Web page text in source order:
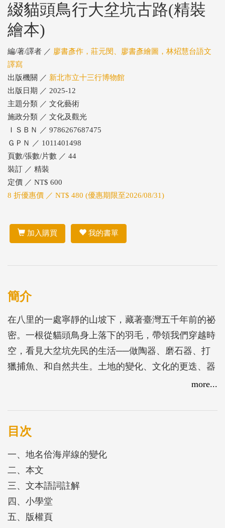
綴貓頭鳥行大坌坑古路(精裝
繪本)
編/著/譯者 ／ 廖書彥作，莊元閔、廖書彥繪圖，林炤慧台語文
譯寫
出版機關 ／ 新北市立十三行博物館
出版日期 ／ 2025-12
主題分類 ／ 文化藝術
施政分類 ／ 文化及觀光
ＩＳＢＮ ／ 9786267687475
ＧＰＮ ／ 1011401498
頁數/張數/片數 ／ 44
裝訂 ／ 精裝
定價 ／ NT$ 600
8 折優惠價 ／ NT$ 480 (優惠期限至2026/08/31)
加入購買 我的書單
簡介
在八里的一處寧靜的山坡下，藏著臺灣五千年前的祕
密。一根從貓頭鳥身上落下的羽毛，帶領我們穿越時
空，看見大坌坑先民的生活──做陶器、磨石器、打
獵捕魚、和自然共生。土地的變化、文化的更迭、器
直到某一天，羽毛被風吹向美國耶魯大學，落在張光
直博士的桌上，開啟了臺灣史前考古學的新篇章。考
千年的故事重新被看見。
這本繪本以生動的台語文本，串起地景、史前文化與
考古歷程。讀者將跟著羽毛的腳步，看見大坌坑文化
如何從土裡浮現、如何被理解、如何再次與我們相
more...
目次
一、地名佮海岸線的變化
二、本文
三、文本語詞註解
四、小學堂
五、版權頁